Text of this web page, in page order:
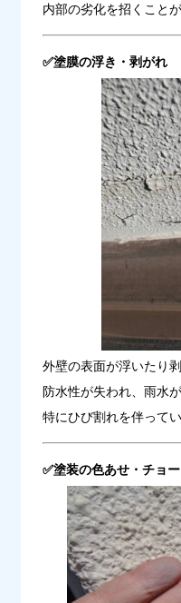
内部の劣化を招くことが
✅塗膜の浮き・剥がれ
外壁の表面が浮いたり
防水性が失われ、雨水
特にひび割れを伴って
✅塗装の色あせ・チョ